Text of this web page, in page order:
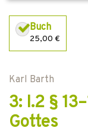
Buch
25,00 €
Karl Barth
3: I.2 §
Gottes